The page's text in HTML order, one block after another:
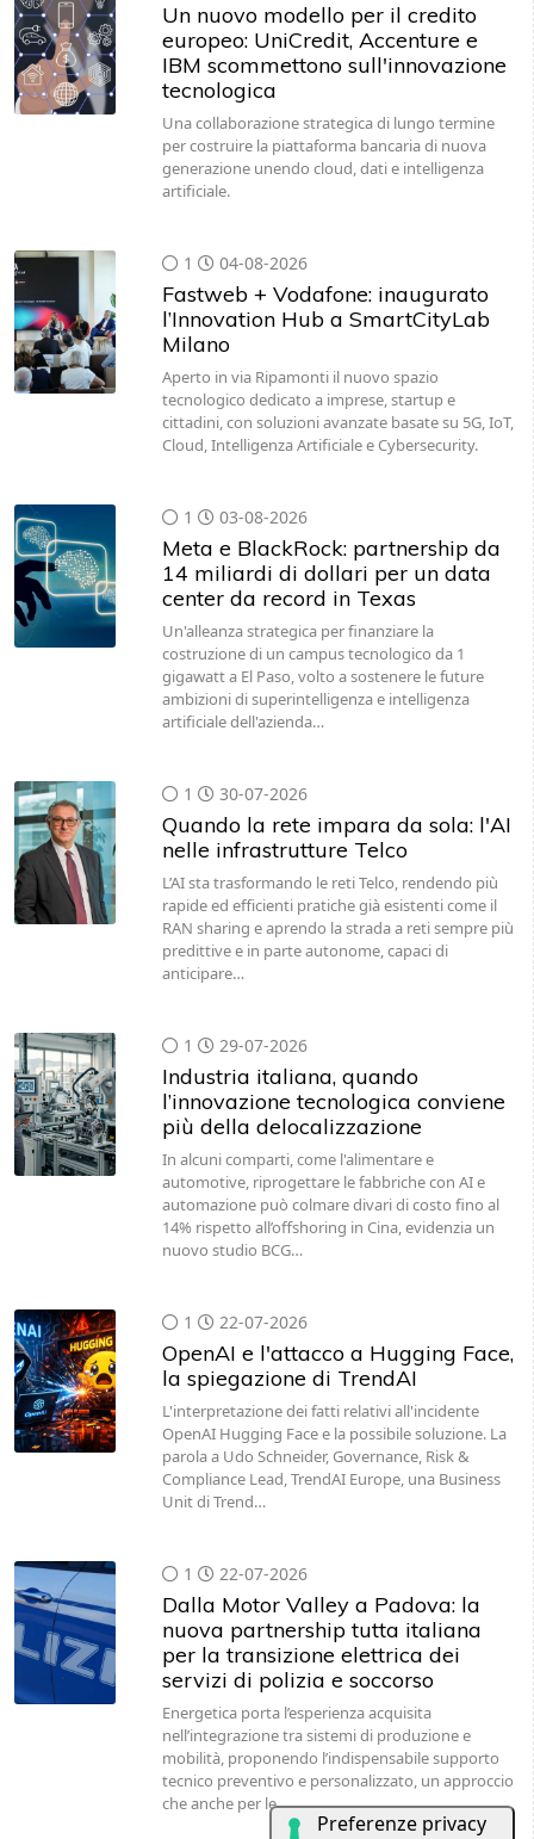
Un nuovo modello per il credito
europeo: UniCredit, Accenture e
IBM scommettono sull'innovazione
tecnologica
Una collaborazione strategica di lungo termine
per costruire la piattaforma bancaria di nuova
generazione unendo cloud, dati e intelligenza
artificiale.
1 04-08-2026
Fastweb + Vodafone: inaugurato
l’Innovation Hub a SmartCityLab
Milano
Aperto in via Ripamonti il nuovo spazio
tecnologico dedicato a imprese, startup e
cittadini, con soluzioni avanzate basate su 5G, IoT,
Cloud, Intelligenza Artificiale e Cybersecurity.
1 03-08-2026
Meta e BlackRock: partnership da
14 miliardi di dollari per un data
center da record in Texas
Un'alleanza strategica per finanziare la
costruzione di un campus tecnologico da 1
gigawatt a El Paso, volto a sostenere le future
ambizioni di superintelligenza e intelligenza
artificiale dell'azienda…
1 30-07-2026
Quando la rete impara da sola: l'AI
nelle infrastrutture Telco
L’AI sta trasformando le reti Telco, rendendo più
rapide ed efficienti pratiche già esistenti come il
RAN sharing e aprendo la strada a reti sempre più
predittive e in parte autonome, capaci di
anticipare…
1 29-07-2026
Industria italiana, quando
l’innovazione tecnologica conviene
più della delocalizzazione
In alcuni comparti, come l'alimentare e
automotive, riprogettare le fabbriche con AI e
automazione può colmare divari di costo fino al
14% rispetto all’offshoring in Cina, evidenzia un
nuovo studio BCG…
1 22-07-2026
OpenAI e l'attacco a Hugging Face,
la spiegazione di TrendAI
L'interpretazione dei fatti relativi all'incidente
OpenAI Hugging Face e la possibile soluzione. La
parola a Udo Schneider, Governance, Risk &
Compliance Lead, TrendAI Europe, una Business
Unit di Trend…
1 22-07-2026
Dalla Motor Valley a Padova: la
nuova partnership tutta italiana
per la transizione elettrica dei
servizi di polizia e soccorso
Energetica porta l’esperienza acquisita
nell’integrazione tra sistemi di produzione e
mobilità, proponendo l’indispensabile supporto
tecnico preventivo e personalizzato, un approccio
che anche per le…